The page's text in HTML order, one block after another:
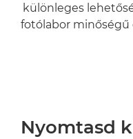
különleges
fotólabor
Nyomtasd